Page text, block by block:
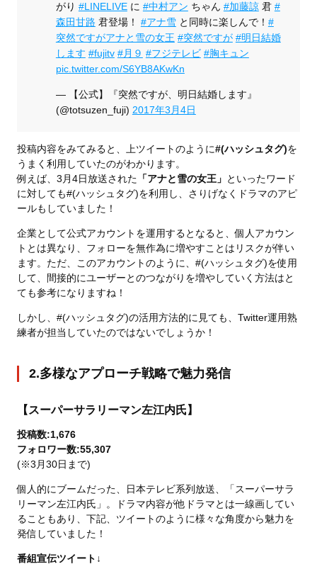
がり #LINELIVEに #中村アン ちゃん #加藤諒君 #
森田甘路 君登場！ #アナ雪と同時に楽しんで！ #
突然ですがアナと雪の女王 #突然ですが #明日結婚
します #fujitv #月９ #フジテレビ #胸キュン
pic.twitter.com/S6YB8AKwKn
— 【公式】『突然ですが、明日結婚します』
(@totsuzen_fuji) 2017年3月4日
投稿内容をみてみると、上ツイートのように#(ハッシュタグ)を
うまく利用していたのがわかります。
例えば、3月4日放送された 「アナと雪の女王」 といったワード
に対しても#(ハッシュタグ)を利用し、さりげなくドラマのアピ
ールもしていました！
企業として公式アカウントを運用するとなると、個人アカウン
トとは異なり、フォローを無作為に増やすことはリスクが伴い
ます。ただ、このアカウントのように、#(ハッシュタグ)を使用
して、間接的にユーザーとのつながりを増やしていく方法はと
ても参考になりますね！
しかし、#(ハッシュタグ)の活用方法的に見ても、Twitter運用熟
練者が担当していたのではないでしょうか！
2.多様なアプローチ戦略で魅力発信
【スーパーサラリーマン左江内氏】
投稿数:1,676
フォロワー数:55,307
(※3月30日まで)
個人的にブームだった、日本テレビ系列放送、「スーパーサラ
リーマン左江内氏」。ドラマ内容が他ドラマとは一線画してい
ることもあり、下記、ツイートのように様々な角度から魅力を
発信していました！
番組宣伝ツイート↓